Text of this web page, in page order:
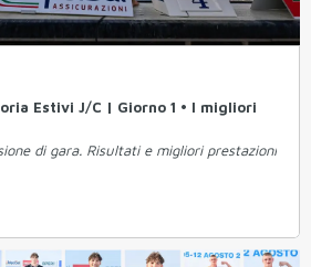
Estivi J/C | Giorno 1 • I migliori
di gara. Risultati e migliori prestazioni